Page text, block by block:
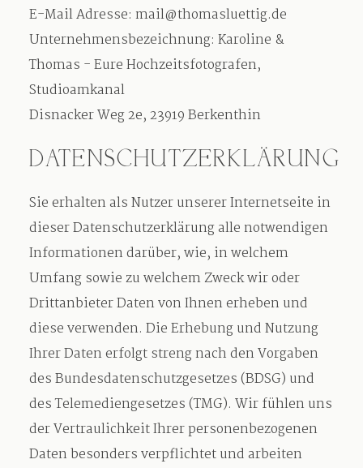
E-Mail Adresse: mail@thomasluettig.de
Unternehmensbezeichnung: Karoline &
Thomas - Eure Hochzeitsfotografen,
Studioamkanal
Disnacker Weg 2e, 23919 Berkenthin
DATENSCHUTZERKLÄRUNG
Sie erhalten als Nutzer unserer Internetseite in
dieser Datenschutzerklärung alle notwendigen
Informationen darüber, wie, in welchem
Umfang sowie zu welchem Zweck wir oder
Drittanbieter Daten von Ihnen erheben und
diese verwenden. Die Erhebung und Nutzung
Ihrer Daten erfolgt streng nach den Vorgaben
des Bundesdatenschutzgesetzes (BDSG) und
des Telemediengesetzes (TMG). Wir fühlen uns
der Vertraulichkeit Ihrer personenbezogenen
Daten besonders verpflichtet und arbeiten